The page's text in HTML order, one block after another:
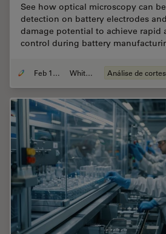
See how optical microscopy can
detection on battery electrodes
damage potential to achieve rapid
control during battery
Feb 12, 2026 Whitepaper